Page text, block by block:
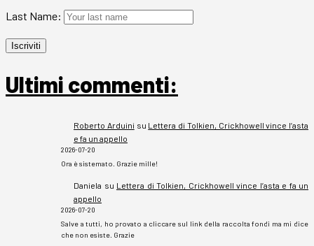
Last Name:
Ultimi commenti:
Roberto Arduini su Lettera di Tolkien, Crickhowell vince l’asta
e fa un appello
2026-07-20
Ora è sistemato. Grazie mille!
Daniela su Lettera di Tolkien, Crickhowell vince l’asta e fa un
appello
2026-07-20
Salve a tutti, ho provato a cliccare sul link della raccolta fondi ma mi dice
che non esiste. Grazie